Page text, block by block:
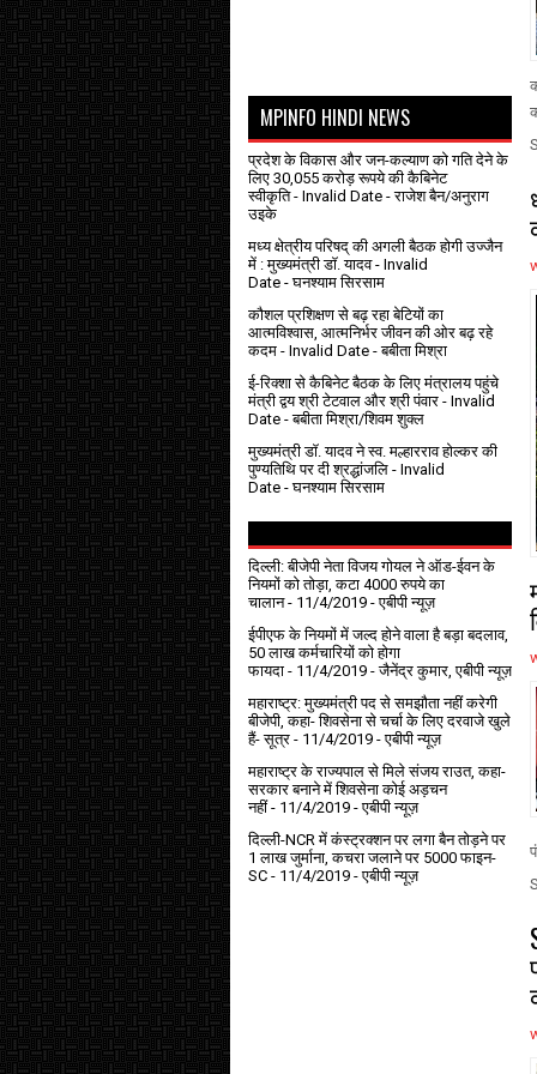
MPINFO HINDI NEWS
प्रदेश के विकास और जन-कल्याण को गति देने के
लिए 30,055 करोड़ रूपये की कैबिनेट
स्वीकृति- Invalid Date - राजेश बैन/अनुराग
उइके
मध्य क्षेत्रीय परिषद् की अगली बैठक होगी उज्जैन
में : मुख्यमंत्री डॉ. यादव- Invalid
Date - घनश्याम सिरसाम
कौशल प्रशिक्षण से बढ़ रहा बेटियों का
आत्मविश्वास, आत्मनिर्भर जीवन की ओर बढ़ रहे
कदम - Invalid Date - बबीता मिश्रा
ई-रिक्शा से कैबिनेट बैठक के लिए मंत्रालय पहुंचे
मंत्री द्वय श्री टेटवाल और श्री पंवार - Invalid
Date - बबीता मिश्रा/शिवम शुक्ल
मुख्यमंत्री डॉ. यादव ने स्व. मल्हारराव होल्कर की
पुण्यतिथि पर दी श्रद्धांजलि - Invalid
Date - घनश्याम सिरसाम
दिल्ली: बीजेपी नेता विजय गोयल ने ऑड-ईवन के
नियमों को तोड़ा, कटा 4000 रुपये का
चालान- 11/4/2019 - एबीपी न्यूज़
ईपीएफ के नियमों में जल्द होने वाला है बड़ा बदलाव,
50 लाख कर्मचारियों को होगा
फायदा - 11/4/2019 - जैनेंद्र कुमार, एबीपी न्यूज़
महाराष्ट्र: मुख्यमंत्री पद से समझौता नहीं करेगी
बीजेपी, कहा- शिवसेना से चर्चा के लिए दरवाजे खुले
हैं- सूत्र - 11/4/2019 - एबीपी न्यूज़
महाराष्ट्र के राज्यपाल से मिले संजय राउत, कहा-
सरकार बनाने में शिवसेना कोई अड़चन
नहीं- 11/4/2019 - एबीपी न्यूज़
दिल्ली-NCR में कंस्ट्रक्शन पर लगा बैन तोड़ने पर
1 लाख जुर्माना, कचरा जलाने पर ₹5000 फाइन-
SC - 11/4/2019 - एबीपी न्यूज़